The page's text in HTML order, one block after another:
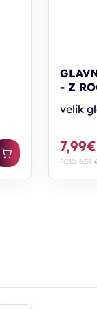
- Z
velik
7,99€
PC30: 6,58